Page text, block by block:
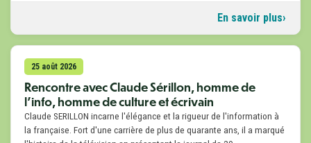
En savoir plus
25 août 2026
Rencontre avec Claude Sérillon, homme de
l'info, homme de culture et écrivain
Claude SERILLON incarne l'élégance et la rigueur de l'information à
la française. Fort d'une carrière de plus de quarante ans, il a marqué